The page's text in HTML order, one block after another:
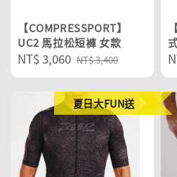
【COMPRESSPORT】
UC2 馬拉松短褲 女款
Sale
price
NT$ 3,060 Regular
price
NT$ 3,400
夏日大FUN送